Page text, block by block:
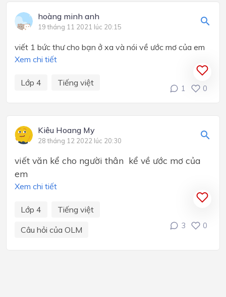
hoàng minh anh
19 tháng 11 2021 lúc 20:15
viết 1 bức thư cho bạn ở xa và nói về ước mơ của em
Xem chi tiết
Lớp 4 Tiếng việt
1 0
Kiêu Hoang My
28 tháng 12 2022 lúc 20:30
viết văn kể cho người thân kể về ước mơ của
em
Xem chi tiết
Lớp 4
Tiếng việt
Câu hỏi của OLM
3 0